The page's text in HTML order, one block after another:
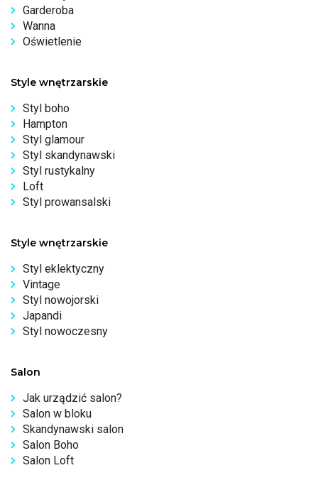
Garderoba
Wanna
Oświetlenie
Style wnętrzarskie
Styl boho
Hampton
Styl glamour
Styl skandynawski
Styl rustykalny
Loft
Styl prowansalski
Style wnętrzarskie
Styl eklektyczny
Vintage
Styl nowojorski
Japandi
Styl nowoczesny
Salon
Jak urządzić salon?
Salon w bloku
Skandynawski salon
Salon Boho
Salon Loft